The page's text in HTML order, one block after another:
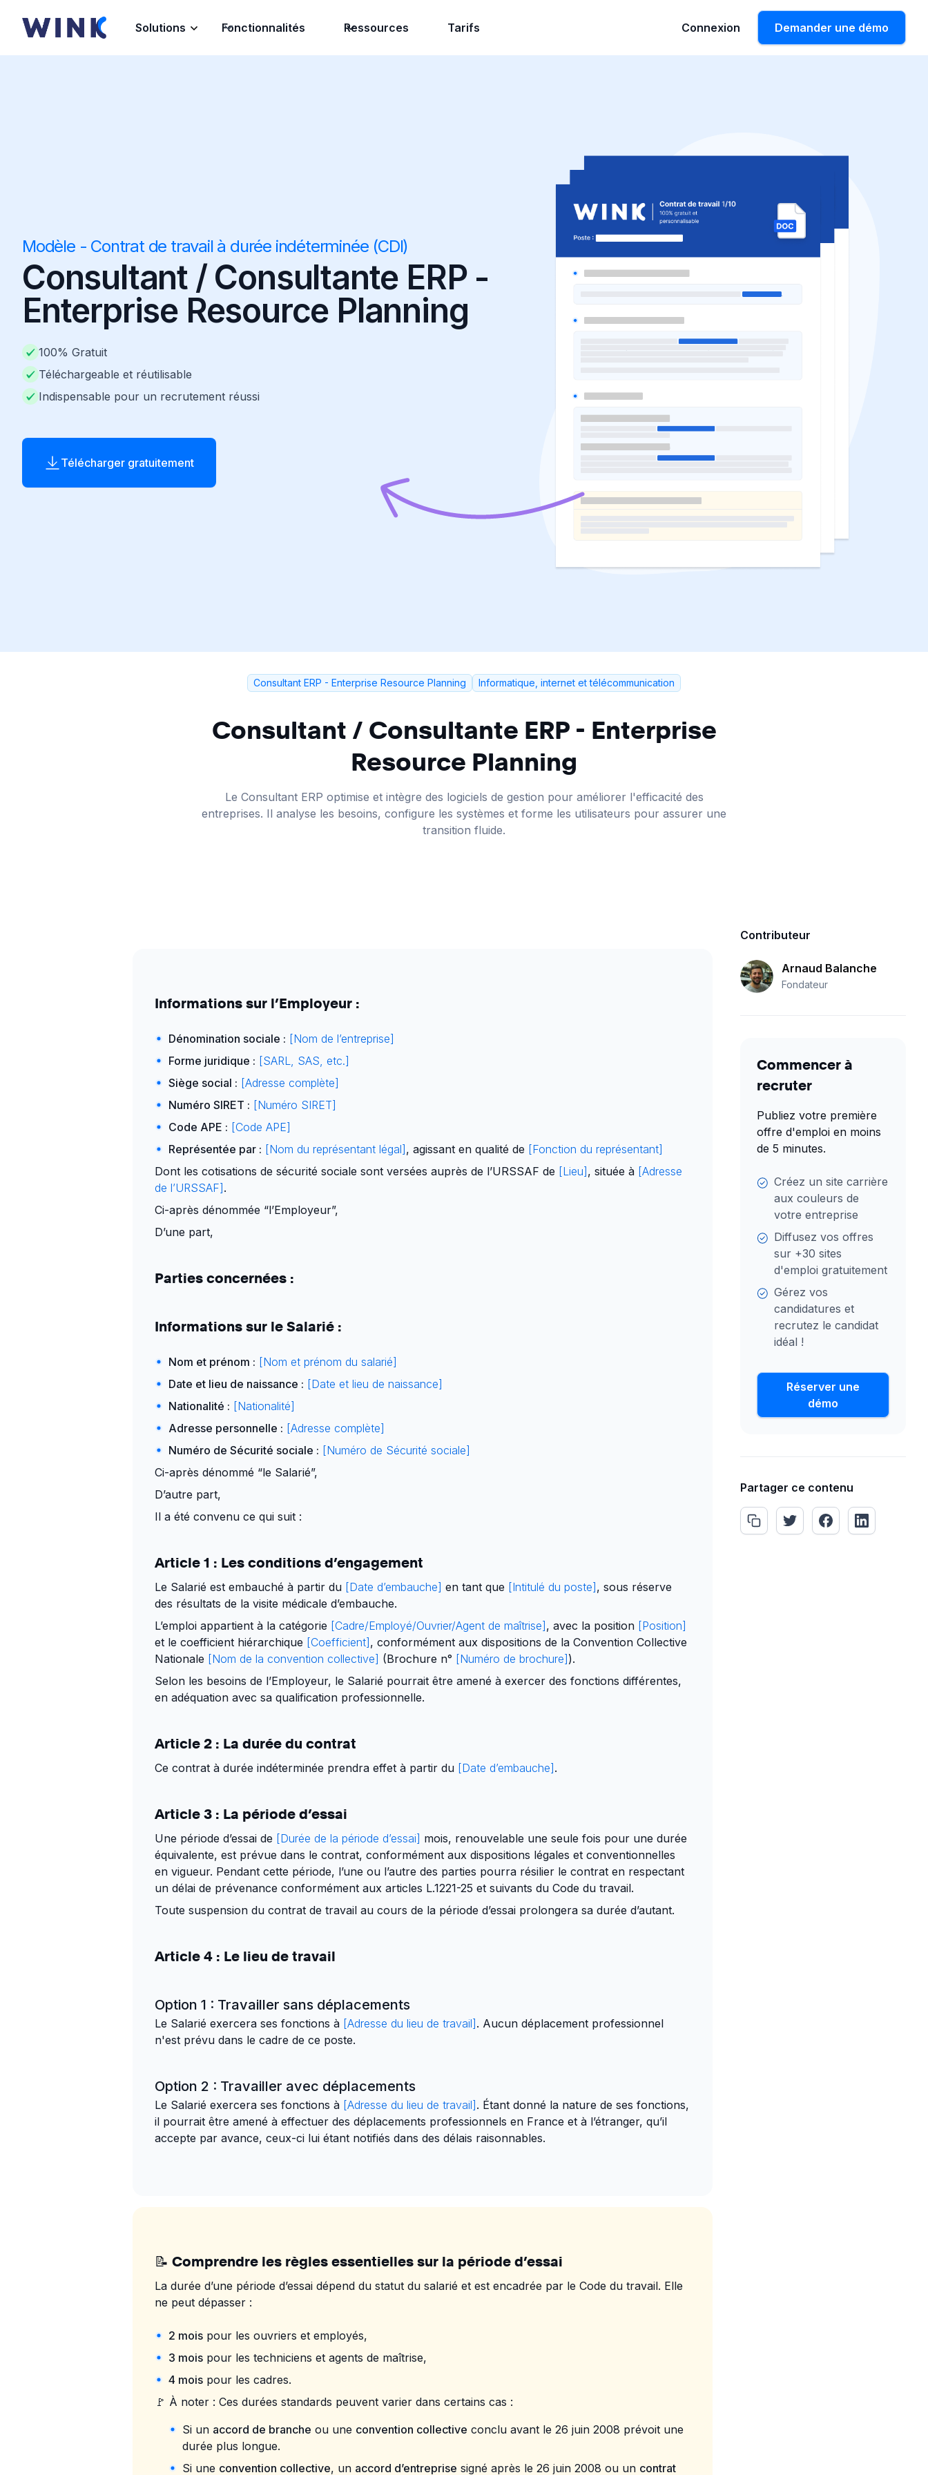
Solutions Fonctionnalités Ressources Tarifs Connexion Demander une démo
Modèle - Contrat de travail à durée indéterminée (CDI)
Consultant / Consultante ERP -
Enterprise Resource Planning
100% Gratuit
Téléchargeable et réutilisable
Indispensable pour un recrutement réussi
Télécharger gratuitement
Consultant ERP - Enterprise Resource Planning Informatique, internet et télécommunication
Consultant / Consultante ERP - Enterprise
Resource Planning
Le Consultant ERP optimise et intègre des logiciels de gestion pour améliorer l'efficacité des
entreprises. Il analyse les besoins, configure les systèmes et forme les utilisateurs pour assurer une
transition fluide.
Informations sur l’Employeur :
Dénomination sociale : [Nom de l’entreprise]
Forme juridique : [SARL, SAS, etc.]
Siège social : [Adresse complète]
Numéro SIRET : [Numéro SIRET]
Code APE : [Code APE]
Représentée par : [Nom du représentant légal] , agissant en qualité de [Fonction du représentant]
Dont les cotisations de sécurité sociale sont versées auprès de l’URSSAF de [Lieu] , située à [Adresse
de l’URSSAF] .
Ci-après dénommée “l’Employeur”,
D’une part,
Parties concernées :
Informations sur le Salarié :
Nom et prénom : [Nom et prénom du salarié]
Date et lieu de naissance : [Date et lieu de naissance]
Nationalité : [Nationalité]
Adresse personnelle : [Adresse complète]
Numéro de Sécurité sociale : [Numéro de Sécurité sociale]
Ci-après dénommé “le Salarié”,
D’autre part,
Il a été convenu ce qui suit :
Article 1 : Les conditions d’engagement
Le Salarié est embauché à partir du [Date d’embauche] en tant que [Intitulé du poste] , sous réserve
des résultats de la visite médicale d’embauche.
L’emploi appartient à la catégorie [Cadre/Employé/Ouvrier/Agent de maîtrise] , avec la position [Position]
et le coefficient hiérarchique [Coefficient] , conformément aux dispositions de la Convention Collective
Nationale [Nom de la convention collective] (Brochure n° [Numéro de brochure] ).
Selon les besoins de l’Employeur, le Salarié pourrait être amené à exercer des fonctions différentes,
en adéquation avec sa qualification professionnelle.
Article 2 : La durée du contrat
Ce contrat à durée indéterminée prendra effet à partir du [Date d’embauche] .
Article 3 : La période d’essai
Une période d’essai de [Durée de la période d’essai] mois, renouvelable une seule fois pour une durée
équivalente, est prévue dans le contrat, conformément aux dispositions légales et conventionnelles
en vigueur. Pendant cette période, l’une ou l’autre des parties pourra résilier le contrat en respectant
un délai de prévenance conformément aux articles L.1221-25 et suivants du Code du travail.
Toute suspension du contrat de travail au cours de la période d’essai prolongera sa durée d’autant.
Article 4 : Le lieu de travail
Option 1 : Travailler sans déplacements
Le Salarié exercera ses fonctions à [Adresse du lieu de travail] . Aucun déplacement professionnel
n'est prévu dans le cadre de ce poste.
Option 2 : Travailler avec déplacements
Le Salarié exercera ses fonctions à [Adresse du lieu de travail] . Étant donné la nature de ses fonctions,
il pourrait être amené à effectuer des déplacements professionnels en France et à l’étranger, qu’il
accepte par avance, ceux-ci lui étant notifiés dans des délais raisonnables.
📝 Comprendre les règles essentielles sur la période d’essai
La durée d’une période d’essai dépend du statut du salarié et est encadrée par le Code du travail. Elle
ne peut dépasser :
2 mois pour les ouvriers et employés,
3 mois pour les techniciens et agents de maîtrise,
4 mois pour les cadres.
🚩 À noter : Ces durées standards peuvent varier dans certains cas :
Si un accord de branche ou une convention collective conclu avant le 26 juin 2008 prévoit une
durée plus longue.
Si une convention collective, un accord d’entreprise signé après le 26 juin 2008 ou un contrat
Contributeur
Arnaud Balanche
Fondateur
Commencer à
recruter
Publiez votre première
offre d'emploi en moins
de 5 minutes.
Créez un site carrière
aux couleurs de
votre entreprise
Diffusez vos offres
sur +30 sites
d'emploi gratuitement
Gérez vos
candidatures et
recrutez le candidat
idéal !
Réserver une
démo
Partager ce contenu